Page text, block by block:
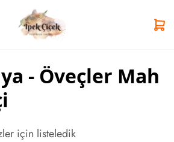
- Öveçler Mah
için listeledik